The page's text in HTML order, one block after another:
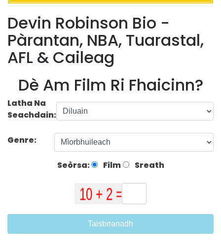
Devin Robinson Bio -
Pàrantan, NBA, Tuarastal,
AFL & Caileag
Dè Am Film Ri Fhaicinn?
Latha Na
Seachdain:
Genre:
Seòrsa: Film Sreath
Taisbeanadh